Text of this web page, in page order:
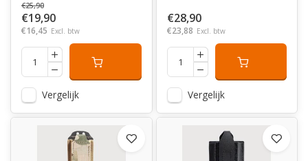
€25,90
€19,90
€16,45 Excl. btw
Vergelijk
€28,90
€23,88 Excl. btw
Vergelijk